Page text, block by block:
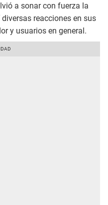
a sonar con fuerza la
reacciones en sus
y usuarios en general.